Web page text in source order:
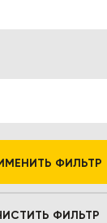
ФИЛЬТР
ФИЛЬТР